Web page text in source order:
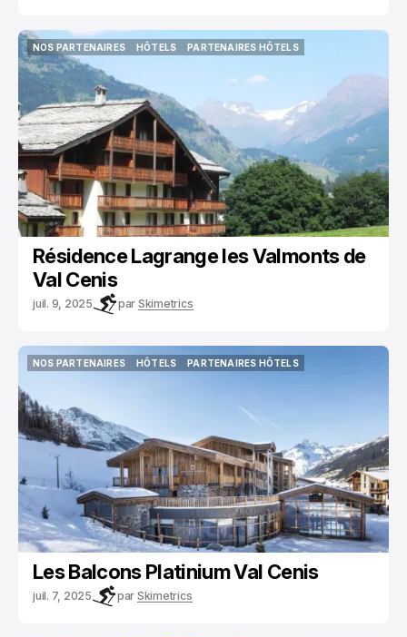
NOS PARTENAIRES
NOS PARTENAIRES
HÔTELS
PARTENAIRES HÔTELS
Résidence Lagrange les Valmonts de
Val Cenis
juil. 9, 2025 par Skimetrics
NOS PARTENAIRES
HÔTELS
PARTENAIRES HÔTELS
Les Balcons Platinium Val Cenis
juil. 7, 2025 par Skimetrics